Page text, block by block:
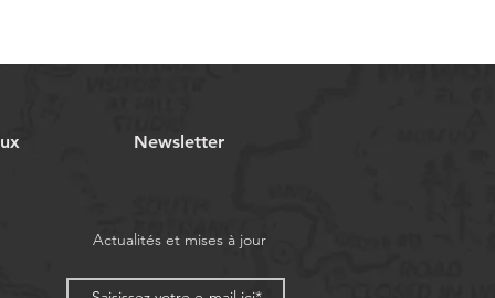
Newsletter
Actualités et mises à jour